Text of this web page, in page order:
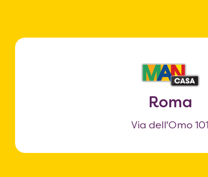
Roma
Via dell'Omo 101